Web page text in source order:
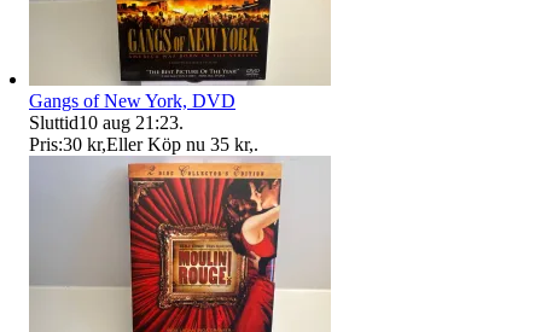
Gangs of New York, DVD
Sluttid10 aug 21:23.
Pris:30 kr,Eller Köp nu 35 kr,.